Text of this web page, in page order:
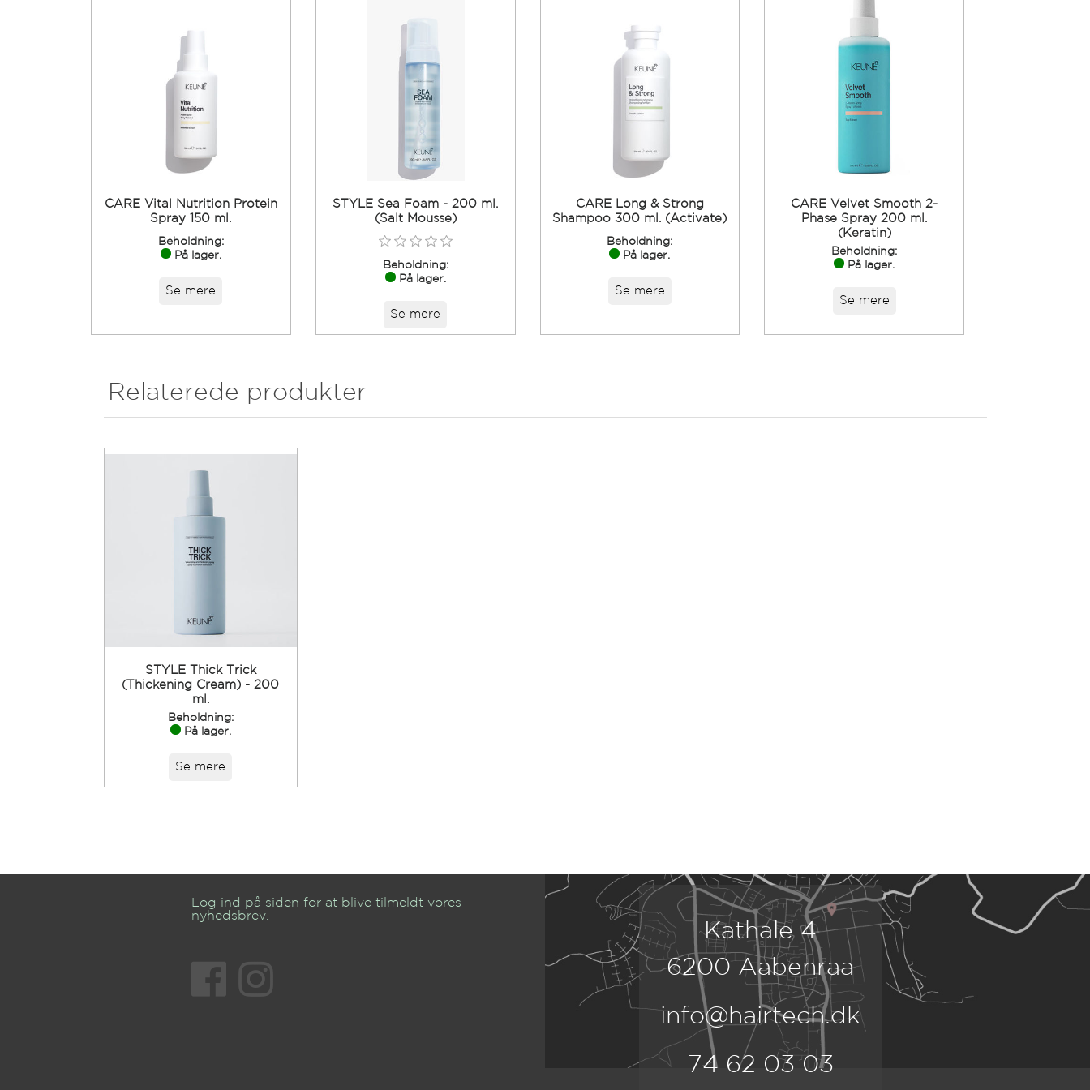
CARE Vital Nutrition Protein
Spray 150 ml.
Beholdning:
På lager.
Se mere
STYLE Sea Foam - 200 ml.
(Salt Mousse)
Beholdning:
På lager.
Se mere
CARE Long & Strong
Shampoo 300 ml. (Activate)
Beholdning:
På lager.
Se mere
CARE Velvet Smooth 2-
Phase Spray 200 ml.
(Keratin)
Beholdning:
På lager.
Se mere
Relaterede produkter
STYLE Thick Trick
(Thickening Cream) - 200
ml.
Beholdning:
På lager.
Se mere
Log ind på siden for at blive tilmeldt vores
nyhedsbrev.
Kathale 4
6200 Aabenraa
info@hairtech.dk
74 62 03 03